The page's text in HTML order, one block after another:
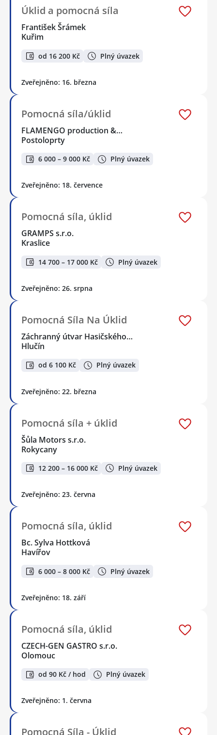
Úklid a pomocná síla
František Šrámek
Kuřim
od 16 200 Kč Plný úvazek
Zveřejněno: 16. března
Pomocná síla/úklid
FLAMENGO production &…
Postoloprty
6 000 – 9 000 Kč Plný úvazek
Zveřejněno: 18. července
Pomocná síla, úklid
GRAMPS s.r.o.
Kraslice
14 700 – 17 000 Kč Plný úvazek
Zveřejněno: 26. srpna
Pomocná Síla Na Úklid
Záchranný útvar Hasičského…
Hlučín
od 6 100 Kč Plný úvazek
Zveřejněno: 22. března
Pomocná síla + úklid
Šůla Motors s.r.o.
Rokycany
12 200 – 16 000 Kč Plný úvazek
Zveřejněno: 23. června
Pomocná síla, úklid
Bc. Sylva Hottková
Havířov
6 000 – 8 000 Kč Plný úvazek
Zveřejněno: 18. září
Pomocná síla, úklid
CZECH-GEN GASTRO s.r.o.
Olomouc
od 90 Kč / hod Plný úvazek
Zveřejněno: 1. června
Pomocná Síla - Úklid